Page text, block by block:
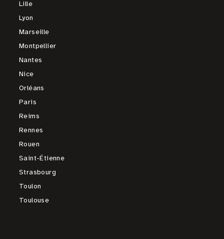
Lille
Lyon
Marseille
Montpellier
Nantes
Nice
Orléans
Paris
Reims
Rennes
Rouen
Saint-Étienne
Strasbourg
Toulon
Toulouse